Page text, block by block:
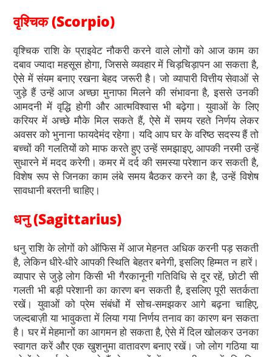
वृश्चिक (Scorpio)
वृश्चिक राशि के प्राइवेट नौकरी करने वाले लोगों को आज काम का
दबाव ज्यादा महसूस होगा, जिससे व्यवहार में चिड़चिड़ापन आ सकता है,
ऐसे में संयम बनाए रखना बेहद जरूरी है। जो व्यापारी वित्तीय सेवाओं से
जुड़े हैं उन्हें आज अच्छा मुनाफा मिलने की संभावना है, इससे उनकी
आमदनी में वृद्धि होगी और आत्मविश्वास भी बढ़ेगा। युवाओं के लिए
करियर में अच्छे मौके मिल सकते हैं, ऐसे में समय रहते निर्णय लेकर
अवसर को भुनाना फायदेमंद रहेगा। यदि आप घर के वरिष्ठ सदस्य हैं तो
बच्चों की गलतियों को माफ करते हुए उन्हें समझाइए, आपकी नरमी उन्हें
सुधारने में मदद करेगी। कमर में दर्द की समस्या परेशान कर सकती है,
विशेष रूप से जिनका काम लंबे समय बैठकर करने का है, उन्हें विशेष
सावधानी बरतनी चाहिए।
धनु (Sagittarius)
धनु राशि के लोगों को ऑफिस में आज मेहनत अधिक करनी पड़ सकती
है, लेकिन धीरे-धीरे आपकी स्थिति बेहतर बनेगी, इसलिए हिम्मत न हारें।
व्यापार से जुड़े लोग किसी भी गैरकानूनी गतिविधि से दूर रहें, छोटी सी
गलती भी बड़ी परेशानी का कारण बन सकती है, इसलिए पूरी सतर्कता
रखें। युवाओं को प्रेम संबंधों में सोच-समझकर आगे बढ़ना चाहिए,
जल्दबाज़ी या भावुकता में लिया गया निर्णय तनाव का कारण बन सकता
है। घर में मेहमानों का आगमन हो सकता है, ऐसे में दिल खोलकर उनका
स्वागत करें और एक खुशनुमा वातावरण बनाए रखें। जो लोग गठिया या